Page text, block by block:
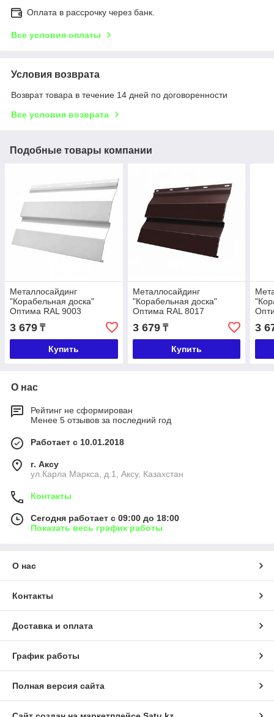
Оплата в рассрочку через банк.
Все условия оплаты
Условия возврата
Возврат товара в течение 14 дней по договоренности
Все условия возврата
Подобные товары компании
Металлосайдинг
"Корабельная доска"
Оптима RAL 9003
3 679 ₸
Купить
Металлосайдинг
"Корабельная доска"
Оптима RAL 8017
3 679₸
Купить
3
О нас
Рейтинг не сформирован
Менее 5 отзывов за последний год
Работает с 10.01.2018
г. Аксу
ул.Карла Маркса, д.1, Аксу, Казахстан
Контакты
Сегодня работает с 09:00 до 18:00
Показать весь график работы
О нас
Контакты
Доставка и оплата
График работы
Полная версия сайта